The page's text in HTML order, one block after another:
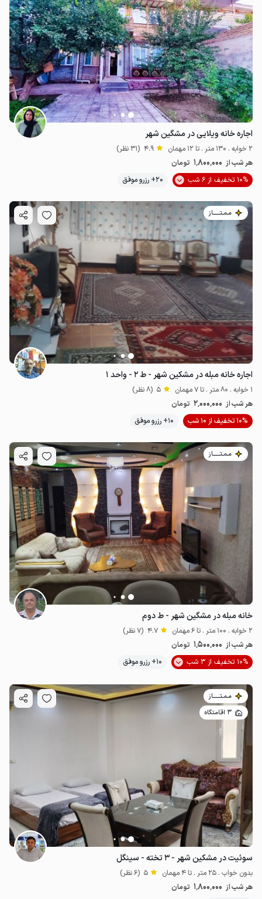
اجاره خانه ویلایی در مشگین شهر
2 خوابه . 130 متر . تا 12 مهمان 4.9 (31 نظر)
هر شب از 1٬800٬000 تومان
10% تخفیف از 6 شب
20+ رزرو موفق
مـمـتــــــاز
اجاره خانه مبله در مشکین شهر - ط ۲ - واحد ۱
1 خوابه . 80 متر . تا 7 مهمان 5 (8 نظر)
هر شب از 2٬000٬000 تومان
10% تخفیف از 10 شب
10+ رزرو موفق
مـمـتــــــاز
خانه مبله در مشگین شهر - ط دوم
2 خوابه . 100 متر . تا 6 مهمان 4.7 (7 نظر)
هر شب از 1٬500٬000 تومان
10% تخفیف از 3 شب
10+ رزرو موفق
مـمـتــــــاز
3 اقامتگاه
سوئیت در مشکین شهر - ۳ تخته - سینگل
بدون خواب . 25 متر . تا 4 مهمان 5 (6 نظر)
هر شب از 1٬800٬000 تومان